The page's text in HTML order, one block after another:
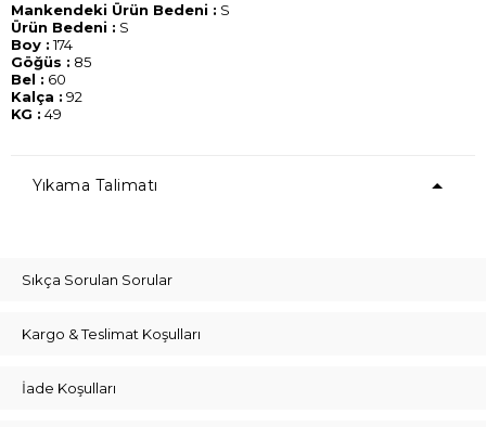
Mankendeki Ürün Bedeni : S
Ürün Bedeni : S
Boy :174
Göğüs : 85
Bel : 60
Kalça : 92
KG : 49
Yıkama Talimatı
Sıkça Sorulan Sorular
Kargo & Teslimat Koşulları
İade Koşulları